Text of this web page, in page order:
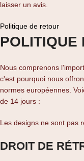
laisser un avis.
Politique de retour
POLITIQUE
Nous comprenons
c'est pourquoi nous
normes européennes.
de 14 jours :
Les designs ne sont pas
DROIT DE